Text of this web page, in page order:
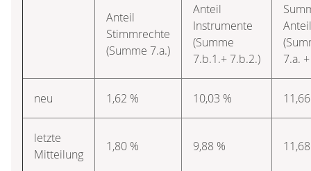
Anteil
Stimmrechte
(Summe 7.a.)
Anteil
Instrumente
(Summe
7.b.1.+ 7.b.2.)
7.a.
neu 1,62 % 10,03 %
letzte
Mitteilung
1,80 % 9,88 %